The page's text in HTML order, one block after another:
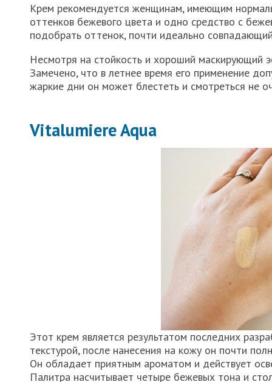
Крем рекомендуется женщинам, имеющим
оттенков бежевого цвета и одно средство с
подобрать оттенок, почти идеально
Несмотря на стойкость и хороший маскирующий
Замечено, что в летнее время его применение
жаркие дни он может блестеть и смотреться не
Vitalumiere Aqua
Этот крем является результатом последних
текстурой, после нанесения на кожу он почти
Он обладает приятным ароматом и действует
Палитра насчитывает четыре бежевых тона и